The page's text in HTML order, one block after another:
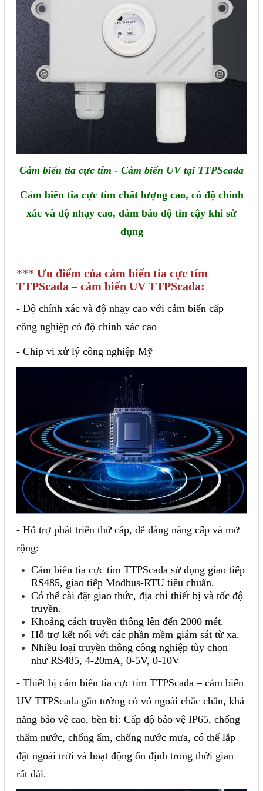
Cảm biến tia cực tím - Cảm biến UV tại TTPScada
Cảm biến tia cực tím chất lượng cao, có độ chính
xác và độ nhạy cao, đảm bảo độ tin cậy khi sử
dụng
*** Ưu điểm của cảm biến tia cực tím
TTPScada – cảm biến UV TTPScada:
- Độ chính xác và độ nhạy cao với cảm biến cấp
công nghiệp có độ chính xác cao
- Chip vi xử lý công nghiệp Mỹ
- Hỗ trợ phát triển thứ cấp, dễ dàng nâng cấp và mở
rộng:
Cảm biến tia cực tím TTPScada sử dụng giao tiếp
RS485, giao tiếp Modbus-RTU tiêu chuẩn.
Có thể cài đặt giao thức, địa chỉ thiết bị và tốc độ
truyền.
Khoảng cách truyền thông lên đến 2000 mét.
Hỗ trợ kết nối với các phần mềm giám sát từ xa.
Nhiều loại truyền thông công nghiệp tùy chọn
như RS485, 4-20mA, 0-5V, 0-10V
- Thiết bị cảm biến tia cực tím TTPScada – cảm biến
UV TTPScada gắn tường có vỏ ngoài chắc chắn, khả
năng bảo vệ cao, bền bỉ: Cấp độ bảo vệ IP65, chống
thấm nước, chống ẩm, chống nước mưa, có thể lắp
đặt ngoài trời và hoạt động ổn định trong thời gian
rất dài.
Phụ kiện lắp tủ điện
Giới thiệu
Dịch vụ
Thiết kế phần mềm giám sát
và quản lý
Thiết kế tủ điện công nghiệp
Sửa chữa biến tần
Sửa chữa màn hình HMI
Sửa Bộ điều khiển Servo, Bộ
Sửa motor - Quấn motor
Lập trình PLC
Crack password HMI
Lấy Chương Trình HMI
Thông tin hữu ích
Hình ảnh sửa chữa
Liên hệ
Đóng
TRÊN MẠNG XÃ HỘI
Facebook
Twitter
Nhắn tin